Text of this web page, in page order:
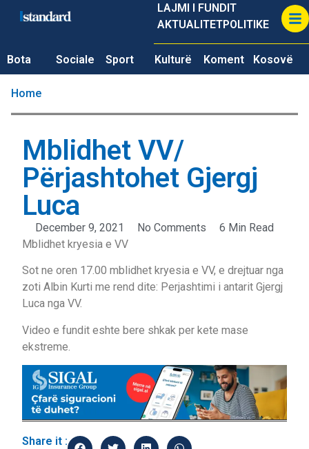
LAJMI I FUNDIT
AKTUALITETPOLITIKE
Bota Sociale Sport Kulturë Koment Kosovë
Home
Mblidhet VV/
Përjashtohet Gjergj
Luca
December 9, 2021 No Comments
6 Min Read
Mblidhet kryesia e VV
Sot ne oren 17.00 mblidhet kryesia e VV, e drejtuar nga
zoti Albin Kurti me rend dite: Perjashtimi i antarit Gjergj
Luca nga VV.
Video e fundit eshte bere shkak per kete mase
ekstreme.
Share it :